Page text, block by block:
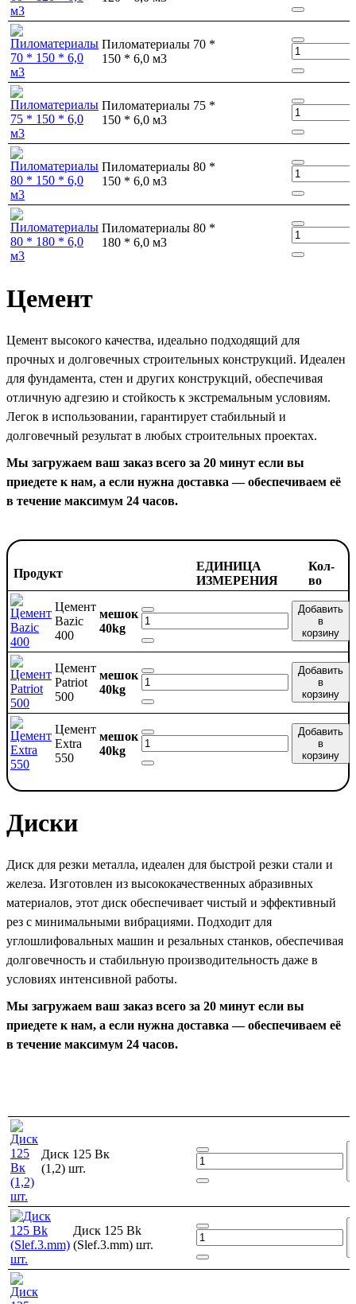
Пиломатериалы 70 *
150 * 6,0 м3
Пиломатериалы 75 *
150 * 6,0 м3
Пиломатериалы 80 *
150 * 6,0 м3
Пиломатериалы 80 *
180 * 6,0 м3
Цемент
Цемент высокого качества, идеально подходящий для
прочных и долговечных строительных конструкций. Идеален
для фундамента, стен и других конструкций, обеспечивая
отличную адгезию и стойкость к экстремальным условиям.
Легок в использовании, гарантирует стабильный и
долговечный результат в любых строительных проектах.
Мы загружаем ваш заказ всего за 20 минут если вы
приедете к нам, а если нужна доставка — обеспечиваем её
в течение максимум 24 часов.
Продукт
ЕДИНИЦА
ИЗМЕРЕНИЯ
Кол-
во
Цемент
Bazic
400
мешок
40kg
Добавить
в
корзину
Цемент
Patriot
500
мешок
40kg
Добавить
в
корзину
Цемент
Extra
550
мешок
40kg
Добавить
в
корзину
Диски
Диск для резки металла, идеален для быстрой резки стали и
железа. Изготовлен из высококачественных абразивных
материалов, этот диск обеспечивает чистый и эффективный
рез с минимальными вибрациями. Подходит для
углошлифовальных машин и резальных станков, обеспечивая
долговечность и стабильную производительность даже в
условиях интенсивной работы.
Мы загружаем ваш заказ всего за 20 минут если вы
приедете к нам, а если нужна доставка — обеспечиваем её
в течение максимум 24 часов.
Диск 125 Вк
(1,2) шт.
Диск 125 Bk
(Slef.3.mm) шт.